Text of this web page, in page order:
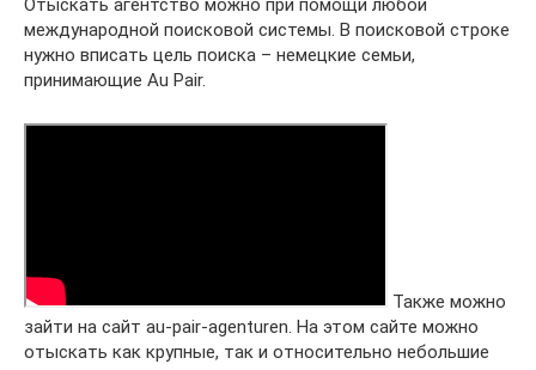
Отыскать агентство можно при помощи любой
международной поисковой системы. В поисковой строке
нужно вписать цель поиска – немецкие семьи,
принимающие Au Pair.
Также можно
зайти на сайт au-pair-agenturen. На этом сайте можно
отыскать как крупные, так и относительно небольшие